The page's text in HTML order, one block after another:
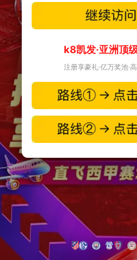
k8凯发·亚洲顶
注册享豪礼·亿万奖池·